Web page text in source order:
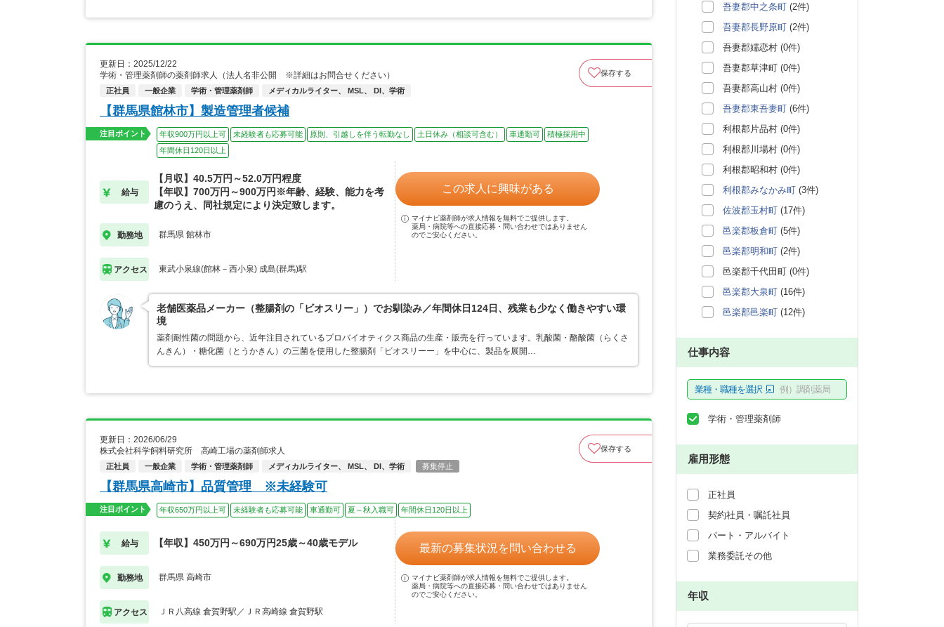
更新日：2025/12/22
学術・管理薬剤師の薬剤師求人（法人名非公開 ※詳細はお問合せください）
正社員 一般企業 学術・管理薬剤師 メディカルライター、 MSL、 DI、学術
保存する
【群馬県館林市】製造管理者候補
注目ポイント 年収900万円以上可 未経験者も応募可能 原則、引越しを伴う転勤なし 土日休み（相談可含む） 車通勤可
積極採用中
年間休日120日以上
給与
【月収】40.5万円～52.0万円程度
【年収】700万円～900万円※年齢、経験、能力を考
慮のうえ、同社規定により決定致します。
勤務地 群馬県 館林市
アクセス 東武小泉線(館林－西小泉) 成島(群馬)駅
この求人に興味がある
マイナビ薬剤師が求人情報を無料でご提供します。
薬局・病院等への直接応募・問い合わせではありません
のでご安心ください。
老舗医薬品メーカー（整腸剤の「ビオスリー」）でお馴染み／年間休日124日、残業も少なく働きやすい環
境
薬剤耐性菌の問題から、近年注目されているプロバイオティクス商品の生産・販売を行っています。乳酸菌・酪酸菌（らくさ
んきん）・糖化菌（とうかきん）の三菌を使用した整腸剤「ビオスリーー」を中心に、製品を展開…
更新日：2026/06/29
株式会社科学飼料研究所 高崎工場の薬剤師求人
正社員 一般企業 学術・管理薬剤師 メディカルライター、 MSL、 DI、学術 募集停止
保存する
【群馬県高崎市】品質管理 ※未経験可
注目ポイント 年収650万円以上可 未経験者も応募可能 車通勤可 夏～秋入職可 年間休日120日以上
給与 【年収】450万円～690万円25歳～40歳モデル
勤務地 群馬県 高崎市
アクセス ＪＲ八高線 倉賀野駅／ＪＲ高崎線 倉賀野駅
最新の募集状況を問い合わせる
マイナビ薬剤師が求人情報を無料でご提供します。
薬局・病院等への直接応募・問い合わせではありません
のでご安心ください。
吾妻郡中之条町 (2件)
吾妻郡長野原町 (2件)
吾妻郡嬬恋村 (0件)
吾妻郡草津町 (0件)
吾妻郡高山村 (0件)
吾妻郡東吾妻町 (6件)
利根郡片品村 (0件)
利根郡川場村 (0件)
利根郡昭和村 (0件)
利根郡みなかみ町 (3件)
佐波郡玉村町 (17件)
邑楽郡板倉町 (5件)
邑楽郡明和町 (2件)
邑楽郡千代田町 (0件)
邑楽郡大泉町 (16件)
邑楽郡邑楽町 (12件)
仕事内容
業種・職種を選択 例）調剤薬局
学術・管理薬剤師
雇用形態
正社員
契約社員・嘱託社員
パート・アルバイト
業務委託その他
年収